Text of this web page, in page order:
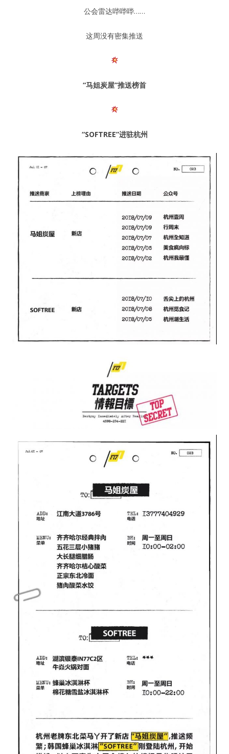
公会雷达哔哔哔……
这周没有密集推送
“马姐炭屋”推送榜首
“SOFTREE”进驻杭州